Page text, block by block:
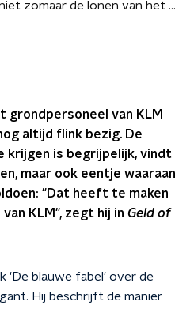
Waarom KLM niet zomaar de lonen van het bagagepersoneel gaat verhogen
grondpersoneel van KLM
altijd flink bezig. De
krijgen is begrijpelijk, vindt
maar ook eentje waaraan
"Dat heeft te maken
KLM", zegt hij in Geld of
'De blauwe fabel' over de
Hij beschrijft de manier